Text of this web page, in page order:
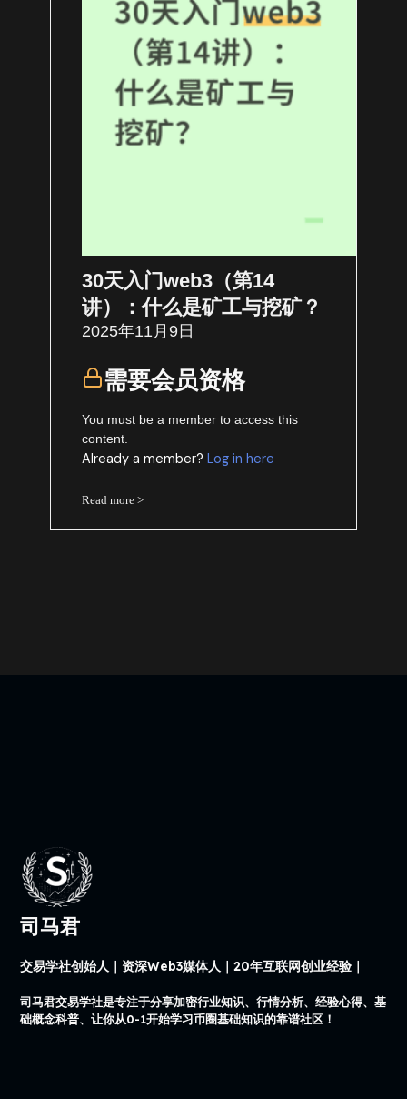
30天入门web3（第14
讲）：什么是矿工与挖矿？
2025年11月9日
需要会员资格
You must be a member to access this
content.
Already a member?Log in here
Read more >
司马君
交易学社创始人｜资深Web3媒体人｜20年互联网创业经验｜
司马君交易学社是专注于分享加密行业知识、行情分析、经验心得、基
础概念科普、让你从0-1开始学习币圈基础知识的靠谱社区！